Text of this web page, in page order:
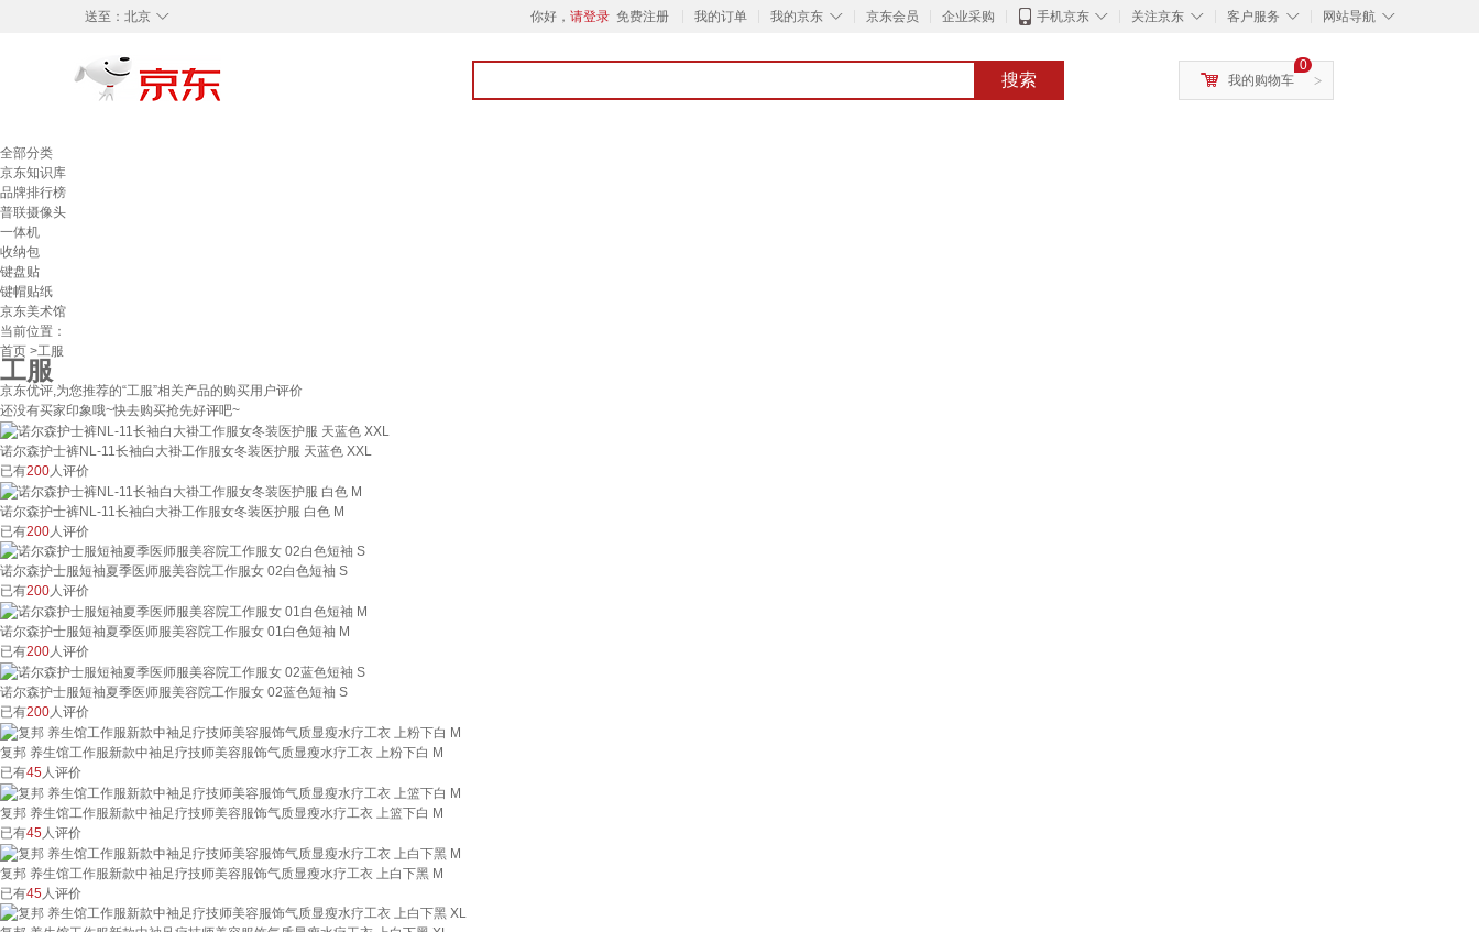
◇
送至： 北京 你好， 请登录 免费注册 我的订单 ◇
我的京东 京东会员 企业采购 ◇
手机京东 ◇
关注京东 ◇
客户服务 ◇
网站导航
搜索 >
0
我的购物车
全部分类
京东知识库
品牌排行榜
普联摄像头
一体机
收纳包
键盘贴
键帽贴纸
京东美术馆
当前位置：
首页 >工服
工服
京东优评,为您推荐的“工服”相关产品的购买用户评价
还没有买家印象哦~快去购买抢先好评吧~
诺尔森护士裤NL-11长袖白大褂工作服女冬装医护服 天蓝色 XXL
已有200人评价
诺尔森护士裤NL-11长袖白大褂工作服女冬装医护服 白色 M
已有200 人评价
诺尔森护士服短袖夏季医师服美容院工作服女 02白色短袖 S
已有200人评价
诺尔森护士服短袖夏季医师服美容院工作服女 01白色短袖 M
已有200人评价
诺尔森护士服短袖夏季医师服美容院工作服女 02蓝色短袖 S
已有200人评价
复邦 养生馆工作服新款中袖足疗技师美容服饰气质显瘦水疗工衣 上粉下白 M
已有45人评价
复邦 养生馆工作服新款中袖足疗技师美容服饰气质显瘦水疗工衣 上篮下白 M
已有45 人评价
复邦 养生馆工作服新款中袖足疗技师美容服饰气质显瘦水疗工衣 上白下黑 M
已有45 人评价